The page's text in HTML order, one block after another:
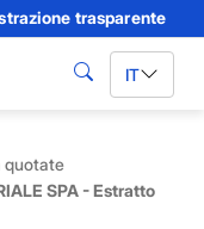
trasparente
cerca IT
quotate
SPA - Estratto